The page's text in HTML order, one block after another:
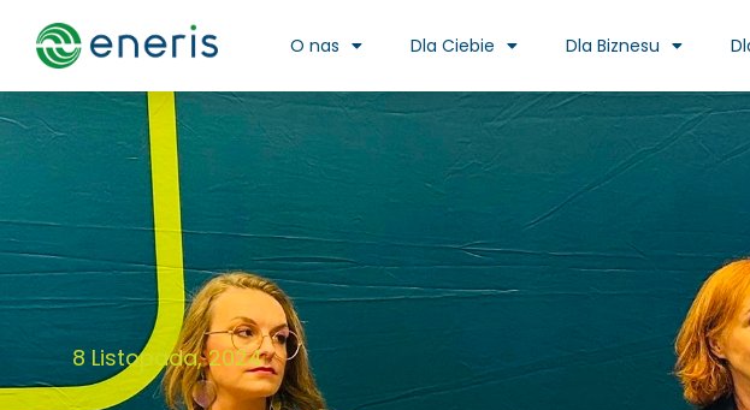
O nas Dla Ciebie Dla Biznesu
8 Listopada, 2024